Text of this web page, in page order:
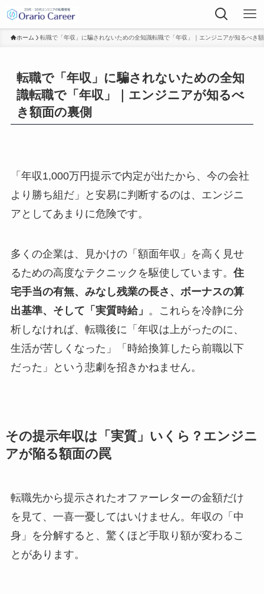
ホーム 転職で「年収」に騙されないための全知識転職で「年収」｜エンジニアが知るべき
転職で「年収」に騙されないための全知
識転職で「年収」｜エンジニアが知るべ
き額面の裏側
「年収1,000万円提示で内定が出たから、今の会社
より勝ち組だ」と安易に判断するのは、エンジニ
アとしてあまりに危険です。
多くの企業は、見かけの「額面年収」を高く見せ
るための高度なテクニックを駆使しています。 住
宅手当の有無、みなし残業の長さ、ボーナスの算
出基準、そして「実質時給」 。これらを冷静に分
析しなければ、転職後に「年収は上がったのに、
生活が苦しくなった」「時給換算したら前職以下
だった」という悲劇を招きかねません。
その提示年収は「実質」いくら？エンジニ
アが陥る額面の罠
転職先から提示されたオファーレターの金額だけ
を見て、一喜一憂してはいけません。年収の「中
身」を分解すると、驚くほど手取り額が変わるこ
とがあります。